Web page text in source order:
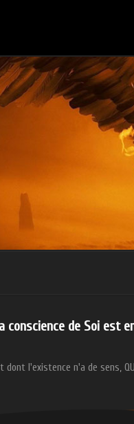
conscience de Soi
dont l'existence n'a de sens,